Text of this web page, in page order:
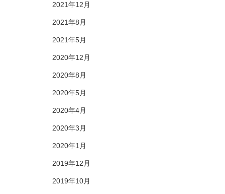
2021年12月
2021年8月
2021年5月
2020年12月
2020年8月
2020年5月
2020年4月
2020年3月
2020年1月
2019年12月
2019年10月